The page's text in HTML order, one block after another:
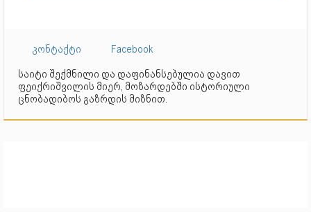
კონტაქტი
Facebook
საიტი შექმნილი და დაფინანსებულია დავით
ფეიქრიშვილის მიერ, მოზარდებში ისტორიული
ცნობადიბოს გაზრდის მიზნით.